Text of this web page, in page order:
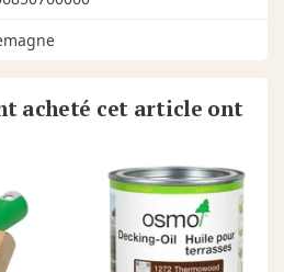
acheté cet article ont